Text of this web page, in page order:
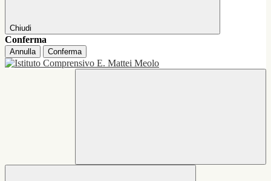
Chiudi
Conferma
Annulla Conferma